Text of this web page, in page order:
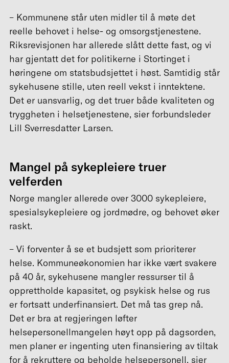
– Kommunene står uten midler til å møte det
reelle behovet i helse- og omsorgstjenestene.
Riksrevisjonen har allerede slått dette fast, og vi
har gjentatt det for politikerne i Stortinget i
høringene om statsbudsjettet i høst. Samtidig står
sykehusene stille, uten reell vekst i inntektene.
Det er uansvarlig, og det truer både kvaliteten og
tryggheten i helsetjenestene, sier forbundsleder
Lill Sverresdatter Larsen.
Mangel på sykepleiere truer
velferden
Norge mangler allerede over 3000 sykepleiere,
spesialsykepleiere og jordmødre, og behovet øker
raskt.
– Vi forventer å se et budsjett som prioriterer
helse. Kommuneøkonomien har ikke vært svakere
på 40 år, sykehusene mangler ressurser til å
opprettholde kapasitet, og psykisk helse og rus
er fortsatt underfinansiert. Det må tas grep nå.
Det er bra at regjeringen løfter
helsepersonellmangelen høyt opp på dagsorden,
men planer er ingenting uten finansiering av tiltak
for å rekruttere og beholde helsepersonell, sier